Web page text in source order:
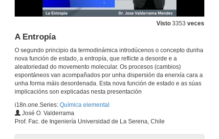
Visto 3353 veces
A Entropía
O segundo principio da termodinámica introdúcenos o concepto dunha
nova función de estado, a entropía, que reflicte a desorde e a
aleatoriedad do movemento molecular. Os procesos (cambios)
espontáneos van acompañados por unha dispersión da enerxía cara a
unha forma máis desordenada. Esta nova función de estado e as súas
implicacións son explicadas nesta presentación
i18n.one.Series: Química elemental
José O. Valderrama
Prof. Fac. de Ingeniería Universidad de La Serena, Chile
Tablas e Diagramas
1 de abr. de 2011
Ecuacións de Estado
1 de abr. de 2011